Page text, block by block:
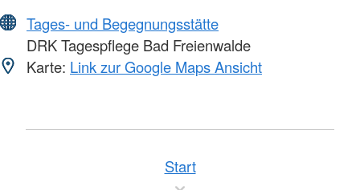
Tages- und Begegnungsstätte
DRK Tagespflege Bad Freienwalde
Karte: Link zur Google Maps Ansicht
Start